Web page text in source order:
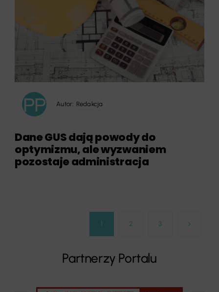
Autor: Redakcja
Dane GUS dają powody do
optymizmu, ale wyzwaniem
pozostaje administracja
1 2 3
Partnerzy Portalu